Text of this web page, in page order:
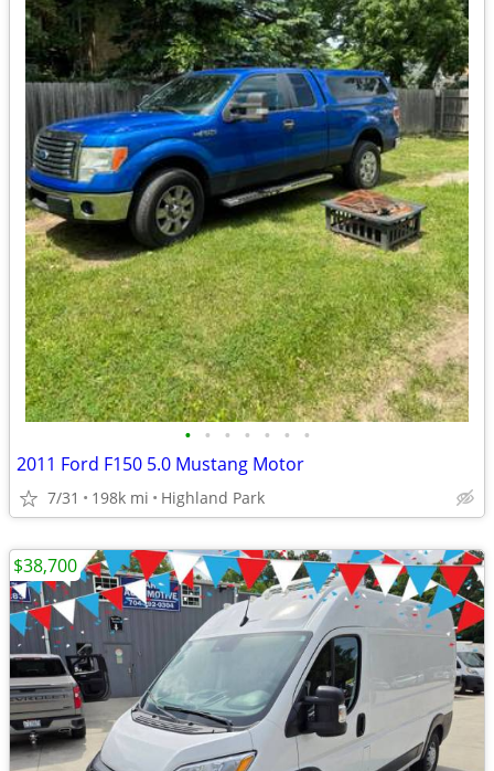
• • • • • • •
2011 Ford F150 5.0 Mustang Motor
7/31 198k mi Highland Park
$38,700